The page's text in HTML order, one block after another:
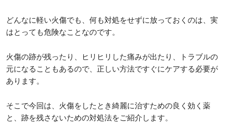
どんなに軽い火傷でも、何も対処をせずに放っておくのは、実
はとっても危険なことなのです。
火傷の跡が残ったり、ヒリヒリした痛みが出たり、トラブルの
元になることもあるので、正しい方法ですぐにケアする必要が
あります。
そこで今回は、火傷をしたとき綺麗に治すための良く効く薬
と、跡を残さないための対処法をご紹介します。